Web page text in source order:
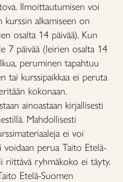
Ilmoittautumisen voi
kurssin alkamiseen on
osalta 14 päivää). Kun
7 päivää (leirien osalta 14
peruminen tapahtuu
tai kurssipaikkaa ei peruta
kokonaan.
ainoastaan kirjallisesti
Mahdollisesti
ei voi
voidaan perua Taito Etelä-
riittävä ryhmäkoko ei täyty.
Etelä-Suomen